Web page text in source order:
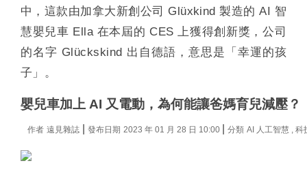
中，這款由加拿大新創公司 Glüxkind 製造的 AI 智
慧嬰兒車 Ella 在本屆的 CES 上獲得創新獎，公司
的名字 Glückskind 出自德語，意思是「幸運的孩
子」。
嬰兒車加上 AI 又電動，為何能讓爸媽育兒減壓？
作者 遠見雜誌 發布日期 2023 年 01 月 28 日 10:00 分類 AI 人工智慧 , 科